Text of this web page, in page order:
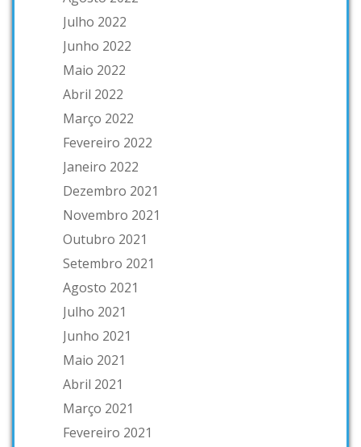
Julho 2022
Junho 2022
Maio 2022
Abril 2022
Março 2022
Fevereiro 2022
Janeiro 2022
Dezembro 2021
Novembro 2021
Outubro 2021
Setembro 2021
Agosto 2021
Julho 2021
Junho 2021
Maio 2021
Abril 2021
Março 2021
Fevereiro 2021